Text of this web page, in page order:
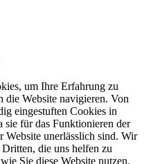
um Ihre Erfahrung zu
die Website navigieren. Von
eingestuften Cookies in
sie für das Funktionieren der
Website unerlässlich sind. Wir
die uns helfen zu
Sie diese Website nutzen.